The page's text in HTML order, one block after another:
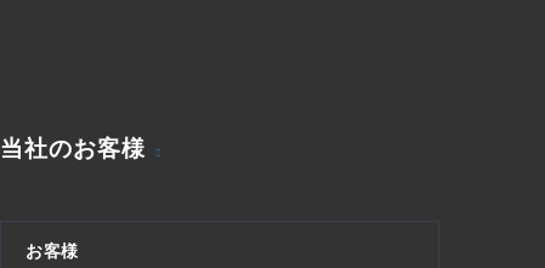
当社のお客様
お客様